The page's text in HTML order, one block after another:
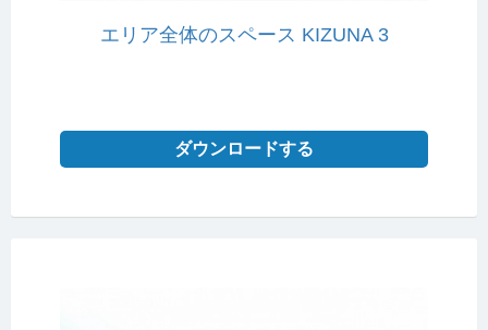
エリア全体のスペース KIZUNA 3
ダウンロードする